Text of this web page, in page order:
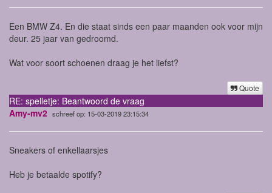
Een BMW Z4. En die staat sinds een paar maanden ook voor mijn
deur. 25 jaar van gedroomd.
Wat voor soort schoenen draag je het liefst?
Quote
RE: spelletje: Beantwoord de vraag
Amy-mv2 schreef op: 15-03-2019 23:15:34
Sneakers of enkellaarsjes
Heb je betaalde spotify?